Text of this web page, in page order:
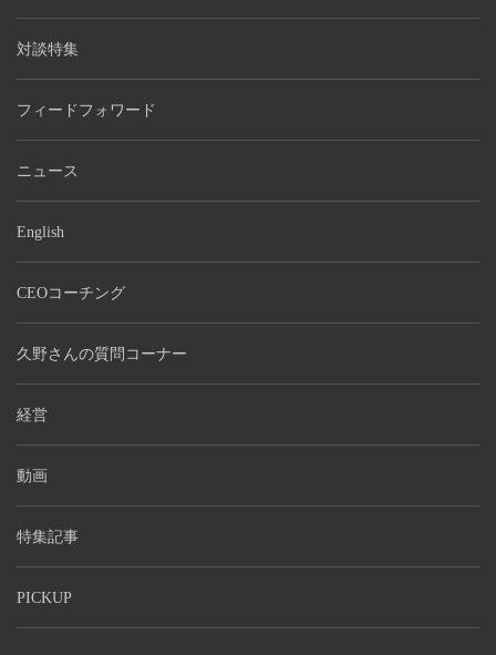
対談特集
フィードフォワード
ニュース
English
CEOコーチング
久野さんの質問コーナー
経営
動画
特集記事
PICKUP